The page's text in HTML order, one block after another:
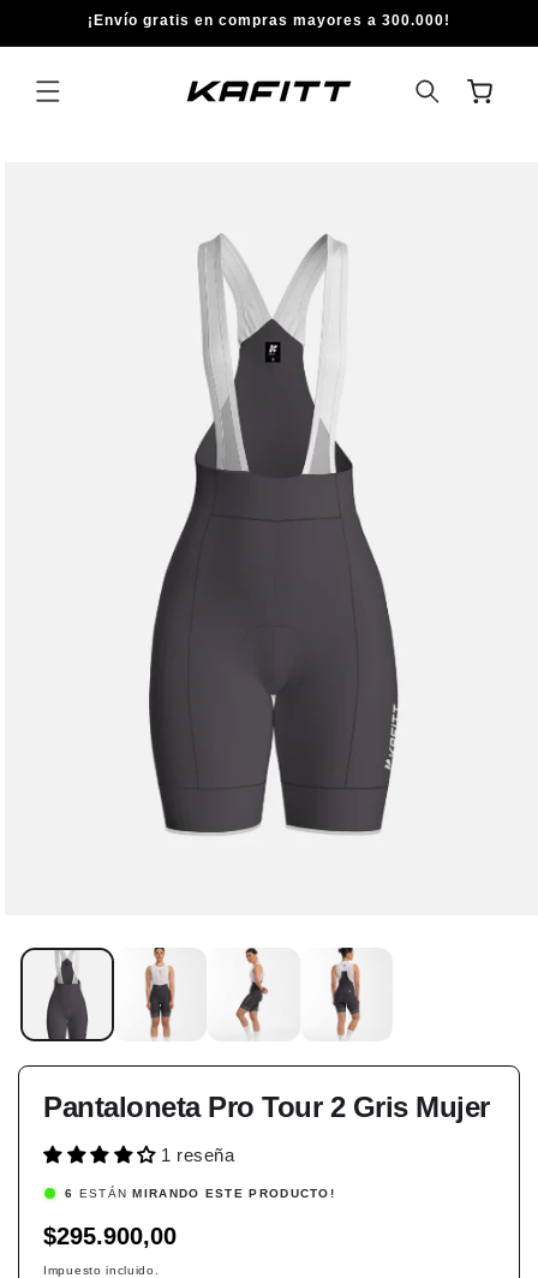
DIRECTAMENTE
AL CONTENIDO
¡Envío gratis en compras mayores a 300.000!
Carrito
Pantaloneta Pro Tour 2 Gris Mujer
1 reseña
6 ESTÁN MIRANDO ESTE PRODUCTO!
Precio
habitual
$295.900,00
Impuesto incluido.
Jersey Flowtech Azul Hombre